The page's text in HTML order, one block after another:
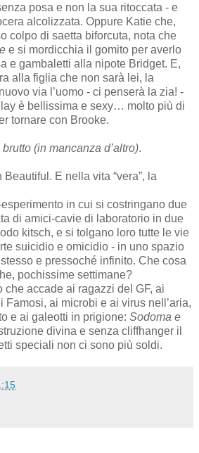
posa e non la sua ritoccata - e
alcolizzata. Oppure Katie che,
colpo di saetta biforcuta, nota che
e si mordicchia il gomito per averlo
e gambaletti alla nipote Bridget. E,
alla figlia che non sarà lei, la
via l’uomo - ci penserà la zia! -
è bellissima e sexy… molto più di
tornare con Brooke.
(in mancanza d’altro).
E nella vita “vera”, la
in cui si costringano due
di amici-cavie di laboratorio in due
kitsch, e si tolgano loro tutte le vie
suicidio e omicidio - in uno spazio
e pressoché infinito. Che cosa
pochissime settimane?
che accade ai ragazzi del GF, ai
Famosi, ai microbi e ai virus nell’aria,
e ai galeotti in prigione: Sodoma e
divina e senza cliffhanger il
speciali non ci sono più soldi.